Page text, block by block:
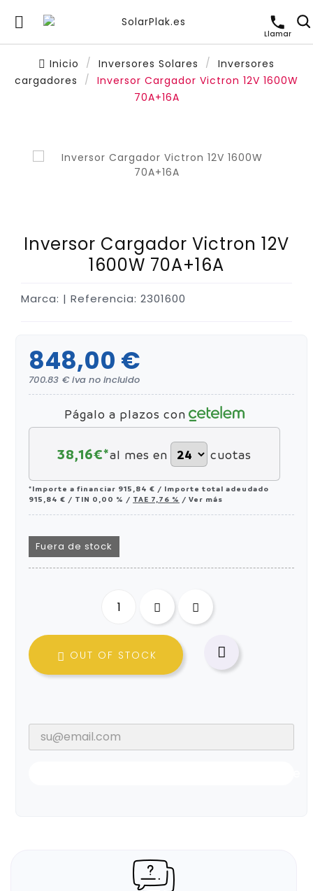

Llamar
Inicio Inversores Solares
Inversores
cargadores
Inversor Cargador Victron 12V 1600W
70A+16A
Inversor Cargador Victron 12V
1600W 70A+16A
Marca: | Referencia: 2301600
848,00 €
700.83 € iva no incluido
Págalo a plazos con
38,16€*al mes en cuotas
*Importe a financiar 915,84 € / Importe total adeudado
915,84 € / TIN 0,00 % / TAE 7,76 % / Ver más
Fuera de stock
 OUT OF STOCK 